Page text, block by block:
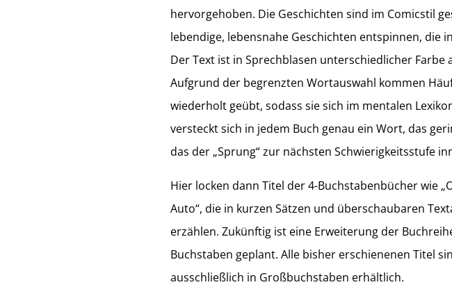
hervorgehoben. Die Geschichten sind im Comicstil
lebendige, lebensnahe Geschichten entspinnen,
Der Text ist in Sprechblasen unterschiedlicher
Aufgrund der begrenzten Wortauswahl kommen
wiederholt geübt, sodass sie sich im mentalen
versteckt sich in jedem Buch genau ein Wort, das
das der „Sprung“ zur nächsten Schwierigkeitsstufe
Hier locken dann Titel der 4-Buchstabenbücher wie
Auto“, die in kurzen Sätzen und überschaubaren
erzählen. Zukünftig ist eine Erweiterung der
Buchstaben geplant. Alle bisher erschienenen Titel
ausschließlich in Großbuchstaben erhältlich.